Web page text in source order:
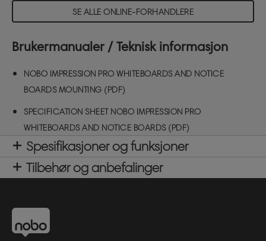
SE ALLE ONLINE-FORHANDLERE
Brukermanualer / Teknisk informasjon
NOBO IMPRESSION PRO WHITEBOARDS AND NOTICE
BOARDS MOUNTING (PDF)
SPECIFICATION SHEET NOBO IMPRESSION PRO
WHITEBOARDS AND NOTICE BOARDS (PDF)
Spesifikasjoner og funksjoner
Tilbehør og anbefalinger